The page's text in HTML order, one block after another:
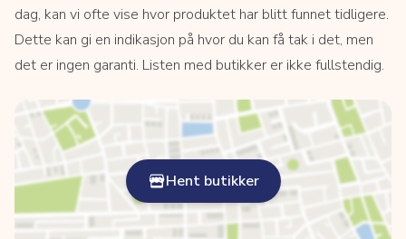
dag, kan vi ofte vise hvor produktet har blitt funnet tidligere.
Dette kan gi en indikasjon på hvor du kan få tak i det, men
det er ingen garanti. Listen med butikker er ikke fullstendig.
Hent butikker